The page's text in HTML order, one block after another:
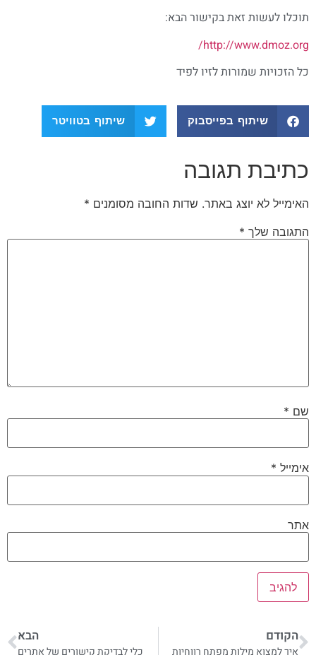
תוכלו לעשות זאת בקישור הבא:
http://www.dmoz.org/
כל הזכויות שמורות לזיו לפיד
שיתוף בפייסבוק שיתוף בטוויטר
כתיבת תגובה
האימייל לא יוצג באתר. שדות החובה מסומנים *
התגובה שלך *
שם *
אימייל *
אתר
הקודם
איך למצוא מילות מפתח רווחיות
הבא
כלי לבדיקת קישורים של אתרים